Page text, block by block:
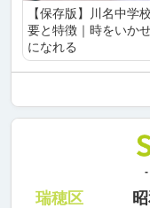
【保存版】川名中学
要と特徴｜時をいか
になれる
-
瑞穂区